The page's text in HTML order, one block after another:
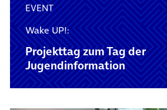
EVENT
Wake UP!:
Projekttag zum Tag der
Jugendinformation